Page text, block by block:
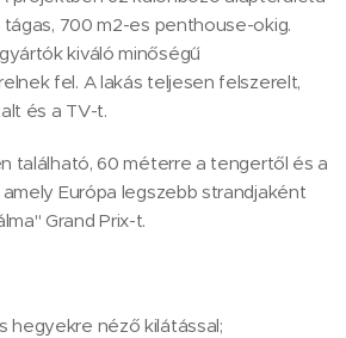
tágas, 700 m2-es penthouse-okig.
kiváló minőségű
fel. A lakás teljesen felszerelt,
és a TV-t.
található, 60 méterre a tengertől és a
Európa legszebb strandjaként
Grand Prix-t.
hegyekre néző kilátással;